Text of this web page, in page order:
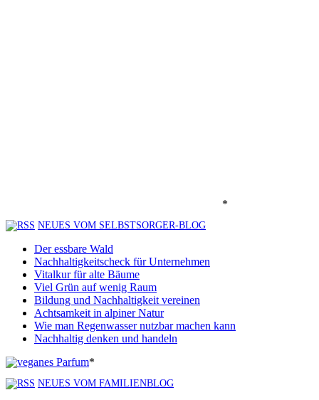
*
NEUES VOM SELBSTSORGER-BLOG
Der essbare Wald
Nachhaltigkeitscheck für Unternehmen
Vitalkur für alte Bäume
Viel Grün auf wenig Raum
Bildung und Nachhaltigkeit vereinen
Achtsamkeit in alpiner Natur
Wie man Regenwasser nutzbar machen kann
Nachhaltig denken und handeln
*
NEUES VOM FAMILIENBLOG